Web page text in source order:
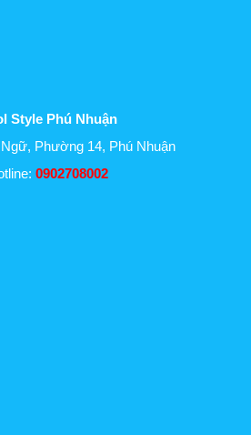
Style Phú Nhuận
Phường 14, Phú Nhuận
0902708002